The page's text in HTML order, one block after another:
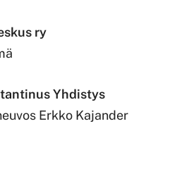
ry
Yhdistys
Erkko Kajander